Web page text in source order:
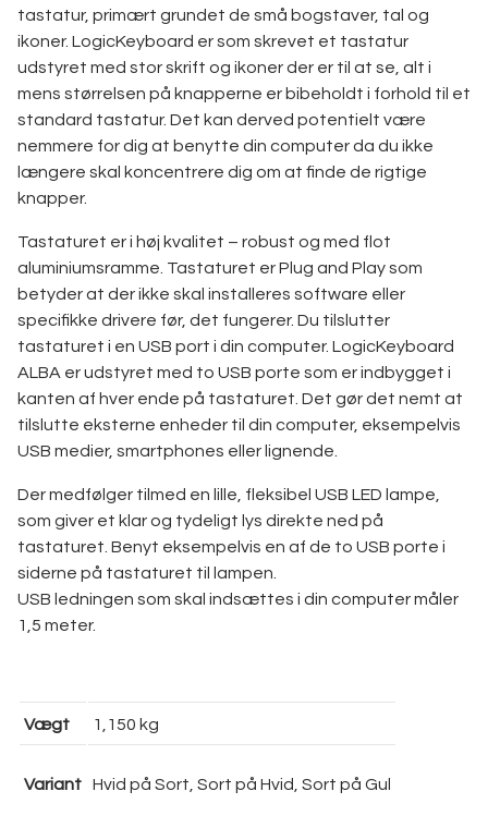
tastatur, primært grundet de små bogstaver, tal og
ikoner. LogicKeyboard er som skrevet et tastatur
udstyret med stor skrift og ikoner der er til at se, alt i
mens størrelsen på knapperne er bibeholdt i forhold til et
standard tastatur. Det kan derved potentielt være
nemmere for dig at benytte din computer da du ikke
længere skal koncentrere dig om at finde de rigtige
knapper.
Tastaturet er i høj kvalitet – robust og med flot
aluminiumsramme. Tastaturet er Plug and Play som
betyder at der ikke skal installeres software eller
specifikke drivere før, det fungerer. Du tilslutter
tastaturet i en USB port i din computer. LogicKeyboard
ALBA er udstyret med to USB porte som er indbygget i
kanten af hver ende på tastaturet. Det gør det nemt at
tilslutte eksterne enheder til din computer, eksempelvis
USB medier, smartphones eller lignende.
Der medfølger tilmed en lille, fleksibel USB LED lampe,
som giver et klar og tydeligt lys direkte ned på
tastaturet. Benyt eksempelvis en af de to USB porte i
siderne på tastaturet til lampen.
USB ledningen som skal indsættes i din computer måler
1,5 meter.
Vægt 1,150 kg
Variant Hvid på Sort, Sort på Hvid, Sort på Gul